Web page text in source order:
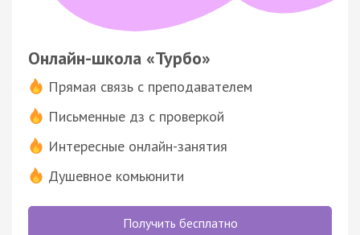
Онлайн-школа «Турбо»
Прямая связь с преподавателем
Письменные дз с проверкой
Интересные онлайн-занятия
Душевное комьюнити
Получить бесплатно